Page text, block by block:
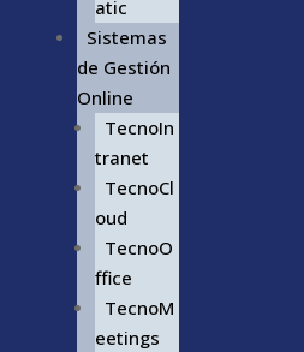
atic
Sistemas
de Gestión
Online
TecnoIn
tranet
TecnoCl
oud
TecnoO
ffice
TecnoM
eetings